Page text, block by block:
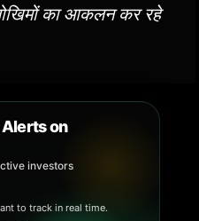
का आकलन कर रहे
on
investors
to track in real time.